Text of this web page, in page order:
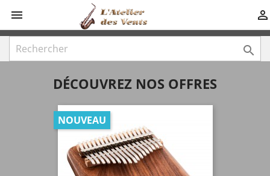
 

DÉCOUVREZ NOS OFFRES
NOUVEAU